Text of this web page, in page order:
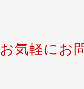
お気軽にお